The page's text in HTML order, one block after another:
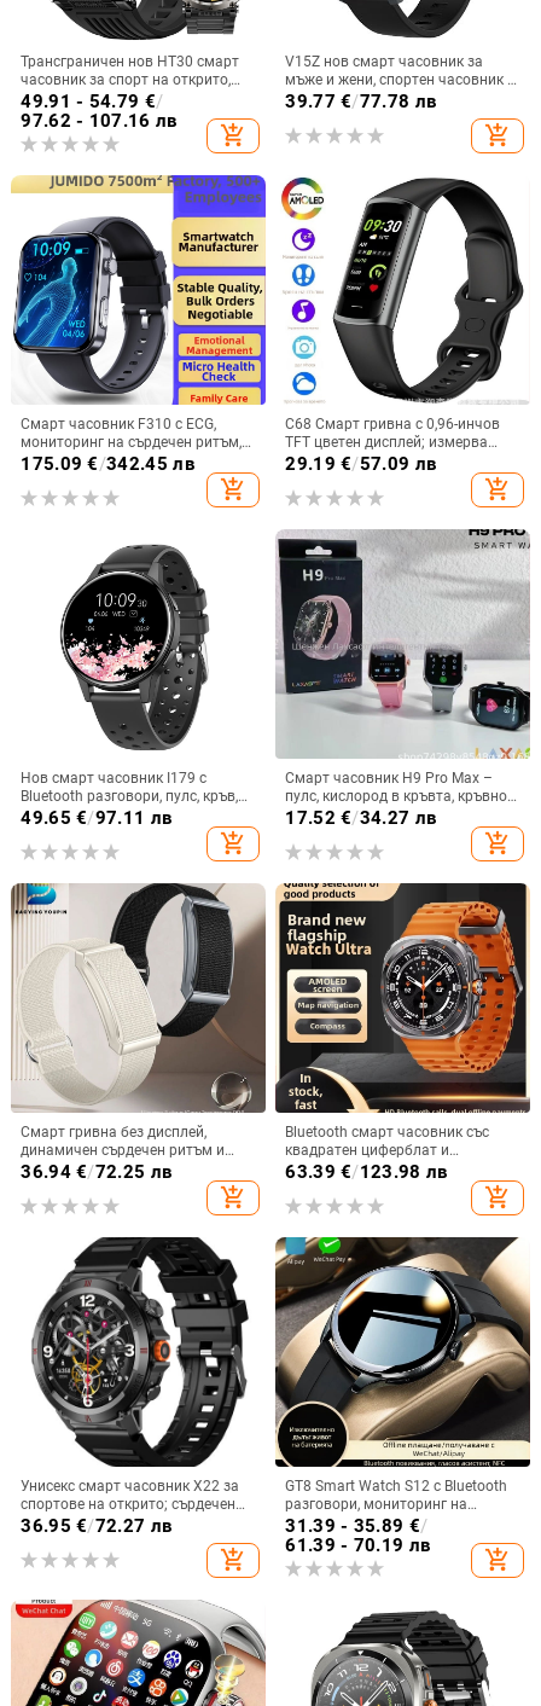
Трансграничен нов HT30 смарт
часовник за спорт на открито,
водоустойчив, Bluetooth
разговори, 1.7 голям екран, пулс,
кръвен кислород, LED светлина
49.91 - 54.79 €/
97.62 - 107.16 лв
add_shopping_cart
V15Z нов смарт часовник за
мъже и жени, спортен часовник с
Bluetooth, пулсомер, сън, кръвно
налягане, здравен часовник
39.77 €/77.78 лв
add_shopping_cart
Смарт часовник F310 с ECG,
мониторинг на сърдечен ритъм,
кръвно налягане, кислород в
175.09 €/342.45 лв
add_shopping_cart
C68 Смарт гривна с 0,96-инчов
TFT цветен дисплей; измерва
температура на тялото, кръвно
налягане, сърдечна честота и
крачки; водоустойчива; Bluetooth
батерията 7-14 дни
29.19 €/57.09 лв
add_shopping_cart
Нов смарт часовник I179 с
Bluetooth разговори, пулс, кръв,
кислород, музика, броене на
крачки, спортен смарт часовник
49.65 €/97.11 лв
add_shopping_cart
Смарт часовник H9 Pro Max –
пулс, кислород в кръвта, кръвно
налягане, мониторинг на съня,
17.52 €/34.27 лв
add_shopping_cart
Смарт гривна без дисплей,
динамичен сърдечен ритъм и
телесна температура,
водоустойчива до 30 м, живот на
36.94€/72.25 лв
add_shopping_cart
Bluetooth смарт часовник със
квадратен циферблат и
силиконова каишка; мониторинг
на сърдечния ритъм, измерване
на кръвното налягане, кислород
на крачки
63.39 €/123.98 лв
add_shopping_cart
Унисекс смарт часовник X22 за
спортове на открито; сърдечен
ритъм, кръвно налягане, сън,
обаждания
36.95 €/72.27 лв
add_shopping_cart
GT8 Smart Watch S12 с Bluetooth
разговори, мониторинг на
сърдечния ритъм, водоустойчив,
TFT дисплей, магнитно
зареждане
31.39 - 35.89 €/
61.39 - 70.19 лв
add_shopping_cart